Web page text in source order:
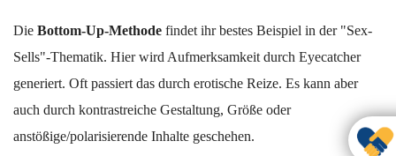
Die Bottom-Up-Methode findet ihr bestes Beispiel in der "Sex-
Sells"-Thematik. Hier wird Aufmerksamkeit durch Eyecatcher
generiert. Oft passiert das durch erotische Reize. Es kann aber
auch durch kontrastreiche Gestaltung, Größe oder
anstößige/polarisierende Inhalte geschehen.